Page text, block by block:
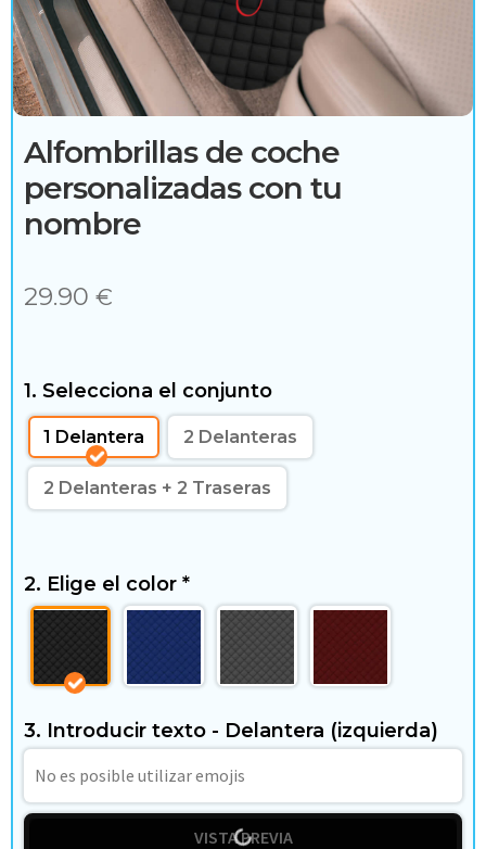
e
s
r
i
s
H
o
g
r
e
m
Alfombrillas de coche
personalizadas con tu
nombre
29.90 €
1. Selecciona el conjunto
1 Delantera 2 Delanteras
2 Delanteras + 2 Traseras
2. Elige el color *
3. Introducir texto - Delantera (izquierda)
VISTA PREVIA